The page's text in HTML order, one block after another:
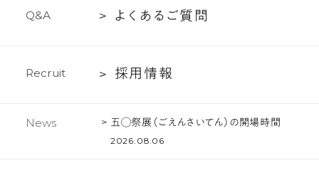
文
ロ
ク
Q&A
よ
る
問
よ く あ る ご質 問
Recruit
採 採用 情報
News 五◯祭展（ごえんさいてん）の開場時間
2026.08.06